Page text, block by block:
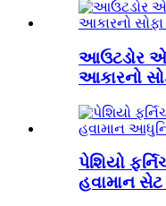
આઉટડોર
આકારનો
પેશિયો
હવામાન